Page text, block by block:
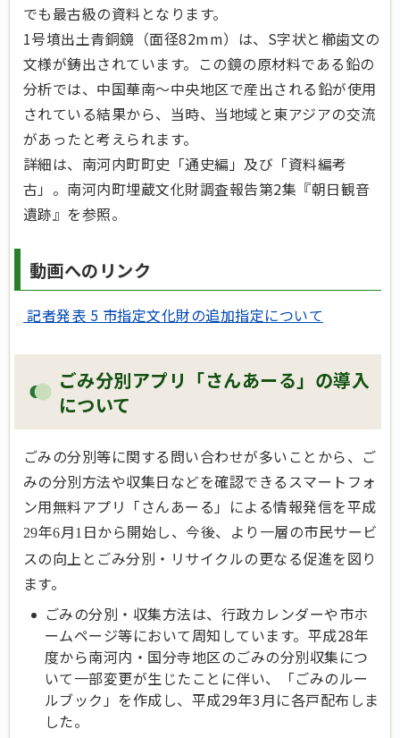
でも最古級の資料となります。
1号墳出土青銅鏡（面径82mm）は、S字状と櫛歯文の
文様が鋳出されています。この鏡の原材料である鉛の
分析では、中国華南～中央地区で産出される鉛が使用
されている結果から、当時、当地域と東アジアの交流
があったと考えられます。
詳細は、南河内町町史「通史編」及び「資料編考
古」。南河内町埋蔵文化財調査報告第2集『朝日観音
遺跡』を参照。
動画へのリンク
記者発表 5 市指定文化財の追加指定について
ごみ分別アプリ「さんあーる」の導入
について
ごみの分別等に関する問い合わせが多いことから、ご
みの分別方法や収集日などを確認できるスマートフォ
ン用無料アプリ「さんあーる」による情報発信を平成
29年6月1 日から開始し、今後、より一層の市民サービ
スの向上とごみ分別・リサイクルの更なる促進を図り
ます。
ごみの分別・収集方法は、行政カレンダーや市ホ
ームページ等において周知しています。平成28年
度から南河内・国分寺地区のごみの分別収集につ
いて一部変更が生じたことに伴い、「ごみのルー
ルブック」を作成し、平成29年3月に各戸配布しま
した。